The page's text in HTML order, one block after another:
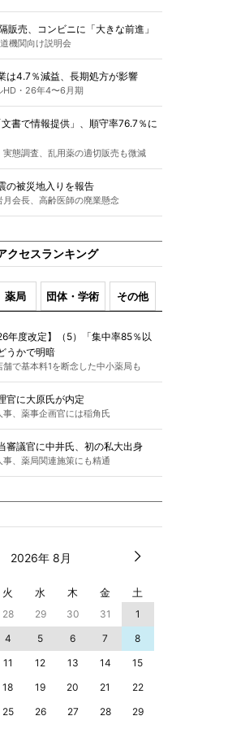
販売、コンビニに「大きな前進」
機関向け説明会
は4.7％減益、長期処方が影響
HD・26年4〜6月期
書で情報提供」、順守率76.7％に
実態調査、乱用薬の適切販売も微減
の被災地入りを報告
月会長、高齢医師の廃業懸念
クセスランキング
薬局 団体・学術 その他
年度改定】（5）「集中率85％以
うかで明暗
舗で基本料1を断念した中小薬局も
官に大原氏が内定
事、薬事企画官には稲角氏
審議官に中井氏、初の私大出身
事、薬局関連施策にも精通
2026年 8月
火 水 木 金 土
28 29 30 31
1
4 5 6 7
8
11 12 13 14
15
18 19 20 21
22
25 26 27 28
29